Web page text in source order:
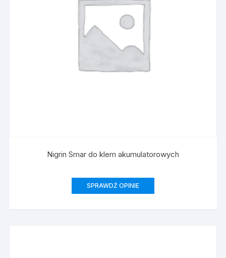
Nigrin Smar do klem akumulatorowych
SPRAWDŹ OPINIE